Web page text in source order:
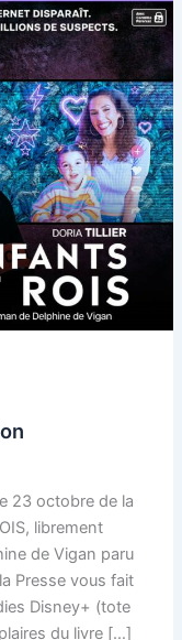
23 octobre de la
librement
de Vigan paru
Presse vous fait
Disney+ (tote
du livre […]